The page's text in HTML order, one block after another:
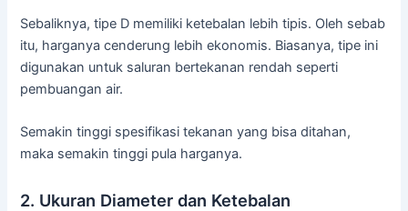
Sebaliknya, tipe D memiliki ketebalan lebih tipis. Oleh sebab
itu, harganya cenderung lebih ekonomis. Biasanya, tipe ini
digunakan untuk saluran bertekanan rendah seperti
pembuangan air.
Semakin tinggi spesifikasi tekanan yang bisa ditahan,
maka semakin tinggi pula harganya.
2. Ukuran Diameter dan Ketebalan